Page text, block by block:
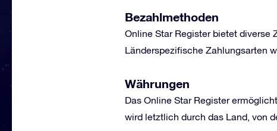
Bezahlmethoden
Online Star Register bietet diverse
Länderspezifische Zahlungsarten
Währungen
Das Online Star Register
wird letztlich durch das Land, von